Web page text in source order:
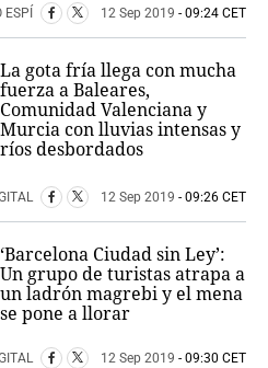
ESPÍ 12 Sep 2019 - 09:24 CET
La gota fría llega con mucha
fuerza a Baleares,
Comunidad Valenciana y
Murcia con lluvias intensas y
ríos desbordados
12 Sep 2019 - 09:26 CET
‘Barcelona Ciudad sin Ley’:
Un grupo de turistas atrapa a
un ladrón magrebi y el mena
se pone a llorar
12 Sep 2019 - 09:30 CET